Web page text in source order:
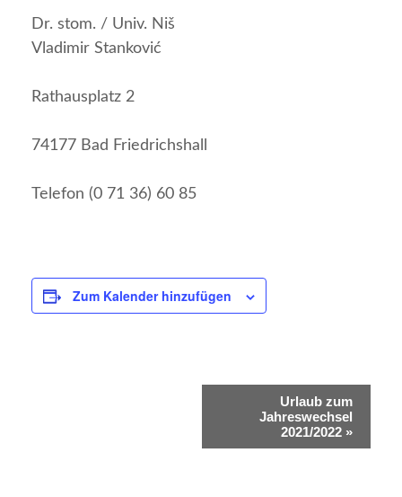
Dr. stom. / Univ. Niš
Vladimir Stanković
Rathausplatz 2
74177 Bad Friedrichshall
Telefon (0 71 36) 60 85
Zum Kalender hinzufügen
Urlaub zum
Jahreswechsel
2021/2022 »